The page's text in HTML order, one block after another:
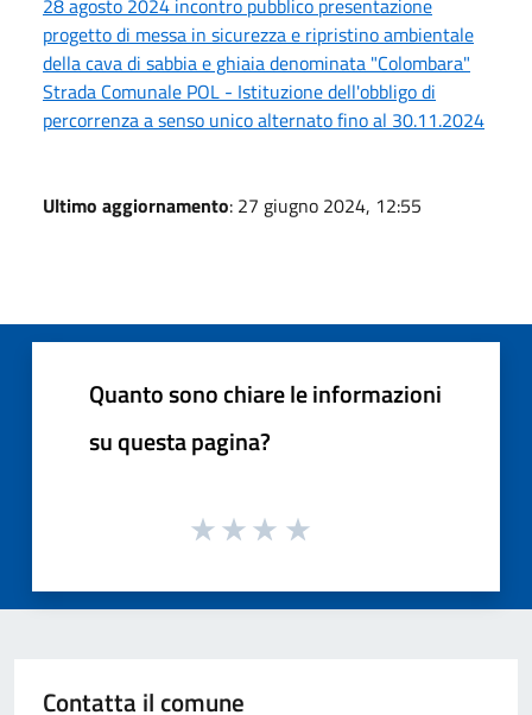
progetto di messa in sicurezza e ripristino ambientale
della cava di sabbia e ghiaia denominata "Colombara"
Strada Comunale POL - Istituzione dell'obbligo di
percorrenza a senso unico alternato fino al 30.11.2024
Ultimo aggiornamento: 27 giugno 2024, 12:55
Quanto sono chiare le informazioni
su questa pagina?
Contatta il comune